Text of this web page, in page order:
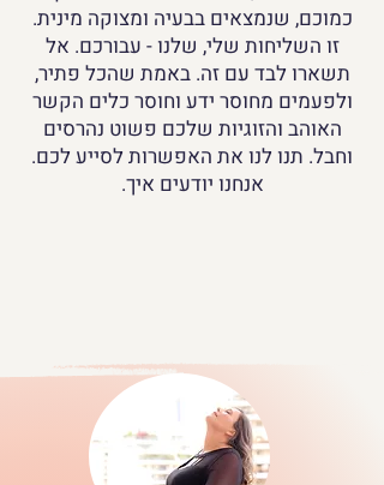
כמוכם, שנמצאים בבעיה ומצוקה מינית.
זו השליחות שלי, שלנו - עבורכם. אל
תשארו לבד עם זה. באמת שהכל פתיר,
ולפעמים מחוסר ידע וחוסר כלים הקשר
האוהב והזוגיות שלכם פשוט נהרסים
וחבל. תנו לנו את האפשרות לסייע לכם.
אנחנו יודעים איך.